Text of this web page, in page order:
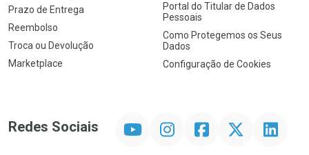
Prazo de Entrega
Reembolso
Troca ou Devolução
Marketplace
Portal do Titular de Dados
Pessoais
Como Protegemos os Seus
Dados
Configuração de Cookies
Redes Sociais InstagramFacebookTwitter Linkedin